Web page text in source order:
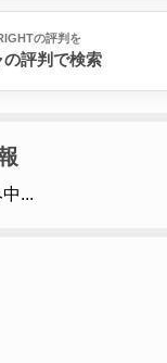
の評判を
の評判で検索
...